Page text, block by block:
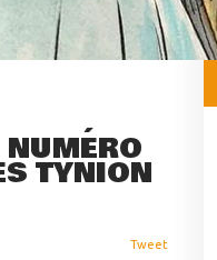
TYNION
Tweet